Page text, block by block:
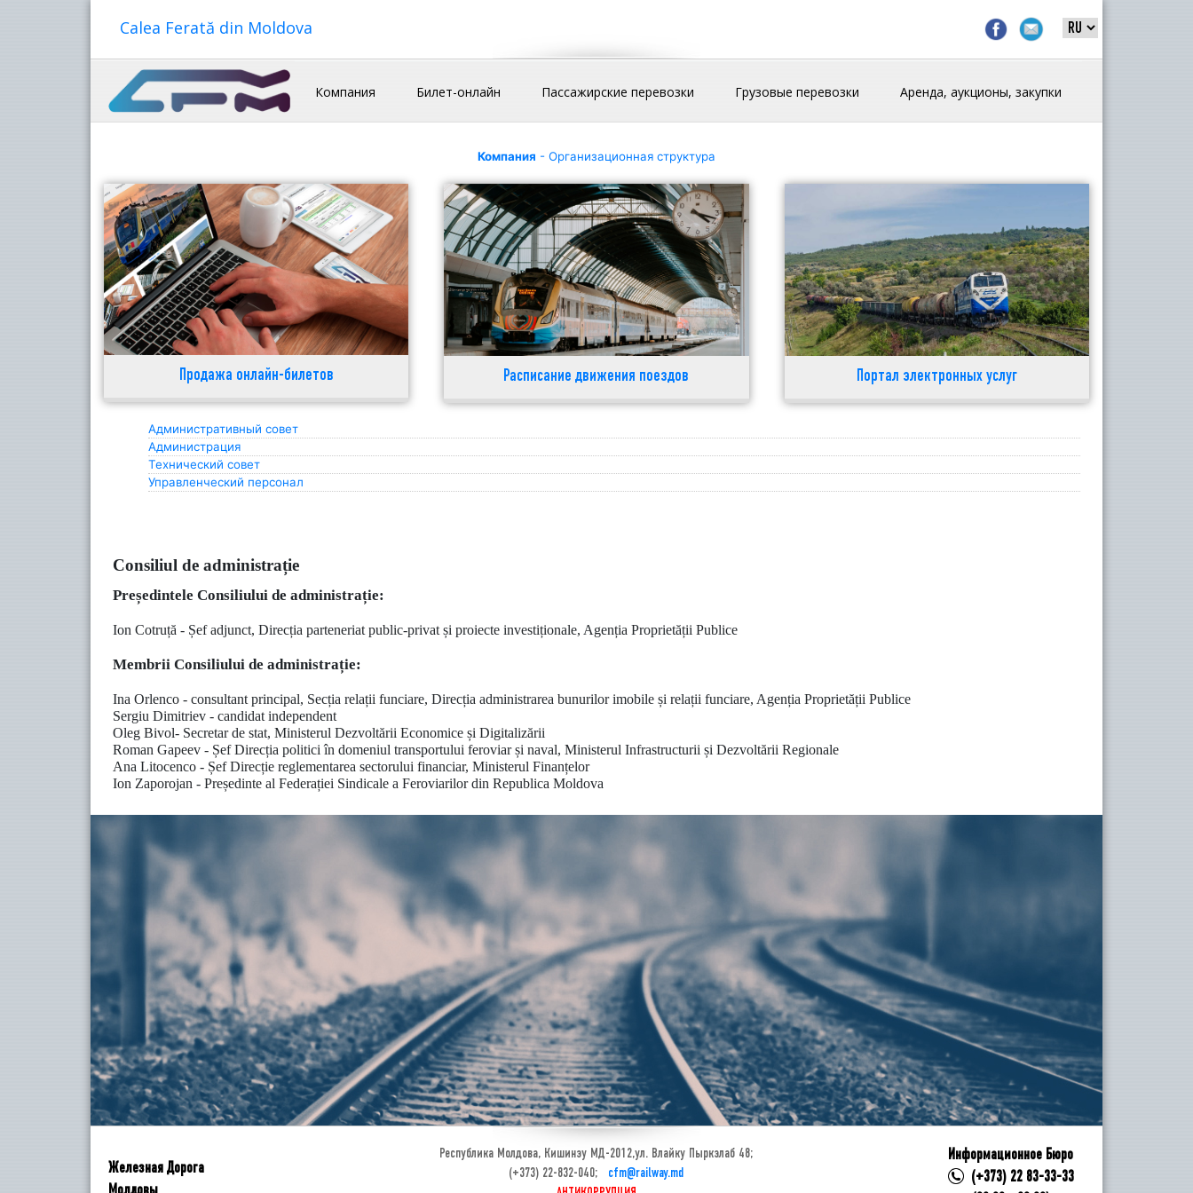
Calea Ferată din Moldova
Компания Билет-онлайн Пассажирские перевозки Грузовые перевозки Аренда, аукционы, закупки
Компания - Организационная структура
Продажа онлайн-билетов Расписание движения поездов Портал электронных услуг
Административный совет
Администрация
Технический совет
Управленческий персонал
Consiliul de administrație
Președintele Consiliului de administrație:
Ion Cotruță - Șef adjunct, Direcția parteneriat public-privat și proiecte investiționale, Agenția Proprietății Publice
Membrii Consiliului de administrație:
Ina Orlenco - consultant principal, Secția relații funciare, Direcția administrarea bunurilor imobile și relații funciare, Agenția Proprietății Publice
Sergiu Dimitriev - candidat independent
Oleg Bivol- Secretar de stat, Ministerul Dezvoltării Economice și Digitalizării
Roman Gapeev - Șef Direcția politici în domeniul transportului feroviar și naval, Ministerul Infrastructurii și Dezvoltării Regionale
Ana Litocenco - Șef Direcție reglementarea sectorului financiar, Ministerul Finanțelor
Ion Zaporojan - Președinte al Federației Sindicale a Feroviarilor din Republica Moldova
Железная Дорога
Республика Молдова, Кишинэу МД-2012,ул. Влайку Пыркэлаб 48;
(+373) 22-832-040; cfm@railway.md
Информационное Бюро
(+373) 22 83-33-33